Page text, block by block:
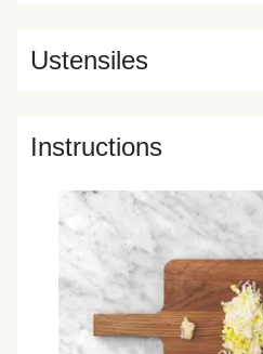
Ustensiles
Instructions